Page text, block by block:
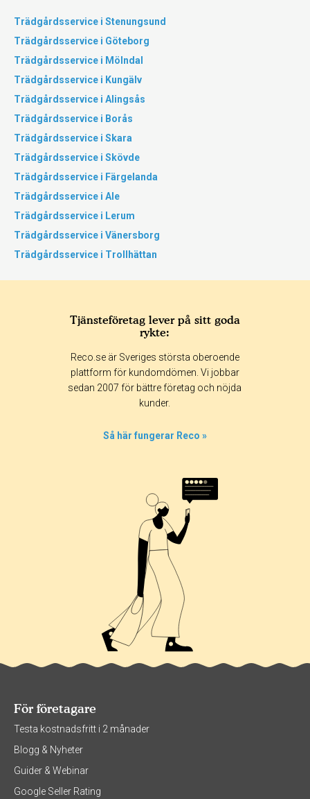
Trädgårdsservice i Stenungsund
Trädgårdsservice i Göteborg
Trädgårdsservice i Mölndal
Trädgårdsservice i Kungälv
Trädgårdsservice i Alingsås
Trädgårdsservice i Borås
Trädgårdsservice i Skara
Trädgårdsservice i Skövde
Trädgårdsservice i Färgelanda
Trädgårdsservice i Ale
Trädgårdsservice i Lerum
Trädgårdsservice i Vänersborg
Trädgårdsservice i Trollhättan
Tjänsteföretag lever på sitt goda
rykte:
Reco.se är Sveriges största oberoende
plattform för kundomdömen. Vi jobbar
sedan 2007 för bättre företag och nöjda
kunder.
Så här fungerar Reco »
För företagare
Testa kostnadsfritt i 2 månader
Blogg & Nyheter
Guider & Webinar
Google Seller Rating